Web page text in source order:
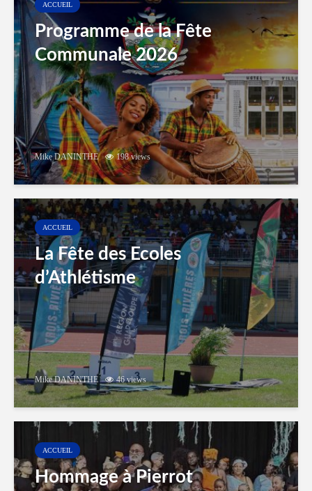
ACCUEIL
Programme de la Fête
Communale 2026
Mike DANINTHE 198 views
ACCUEIL
La Fête des Ecoles
d’Athlétisme
Mike DANINTHE 46 views
ACCUEIL
Hommage à Pierrot